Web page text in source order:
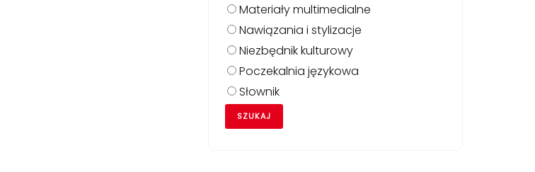
Materiały multimedialne
Nawiązania i stylizacje
Niezbędnik kulturowy
Poczekalnia językowa
Słownik